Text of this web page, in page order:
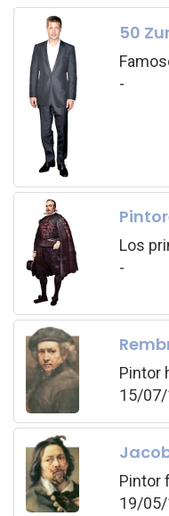
50
-
Los
-
Pintor
15/
Pintor
19/